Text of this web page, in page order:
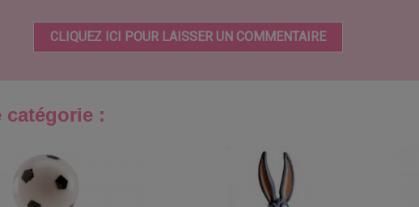
CLIQUEZ ICI POUR LAISSER UN COMMENTAIRE
catégorie :